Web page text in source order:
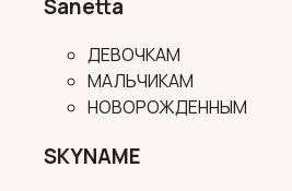
Sanetta
ДЕВОЧКАМ
МАЛЬЧИКАМ
НОВОРОЖДЕННЫМ
SKYNAME